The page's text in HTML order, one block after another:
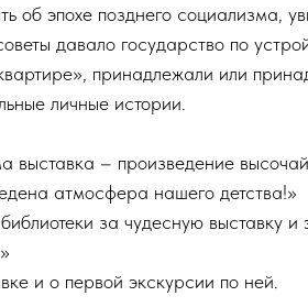
об эпохе позднего социализма,
давало государство по
принадлежали или
личные истории.
– произведение
атмосфера нашего детства!»
за чудесную выставку и
и о первой экскурсии по ней.